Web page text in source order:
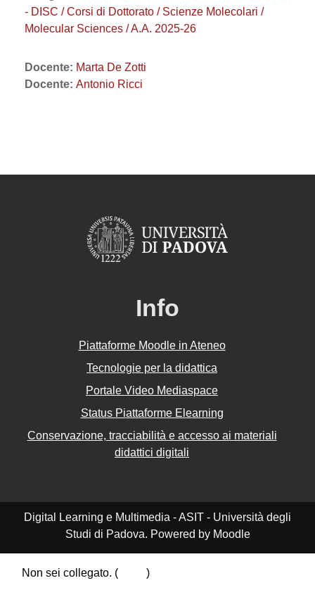
- DISC / Corsi di Dottorato / Scienze Molecolari /
Molecular Sciences / A.A. 2025-26
Docente: Marta De Zotti
Docente: Antonio Ricci
Info
Piattaforme Moodle in Ateneo
Tecnologie per la didattica
Portale Video Mediaspace
Status Piattaforme Elearning
Conservazione, tracciabilità e accesso ai materiali
didattici digitali
Digital Learning e Multimedia - ASIT - Università degli
Studi di Padova. Powered by Moodle
Non sei collegato. (
)